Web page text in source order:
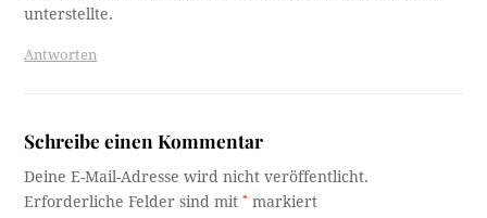
unterstellte.
Antworten
Schreibe einen Kommentar
Deine E-Mail-Adresse wird nicht veröffentlicht.
Erforderliche Felder sind mit* markiert